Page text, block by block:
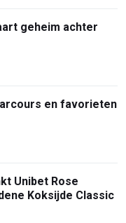
geheim achter
en favorieten
Unibet Rose
Koksijde Classic